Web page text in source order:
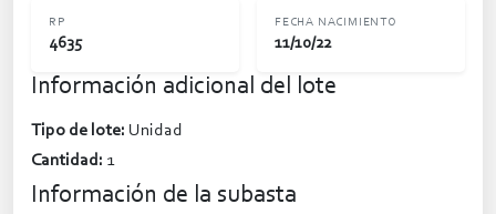
RP
4635
FECHA NACIMIENTO
11/10/22
Información adicional del lote
Tipo de lote: Unidad
Cantidad: 1
Información de la subasta